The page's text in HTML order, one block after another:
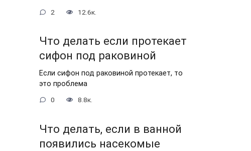
2 12.6к.
Что делать если протекает
сифон под раковиной
Если сифон под раковиной протекает, то
это проблема
0 8.8к.
Что делать, если в ванной
появились насекомые